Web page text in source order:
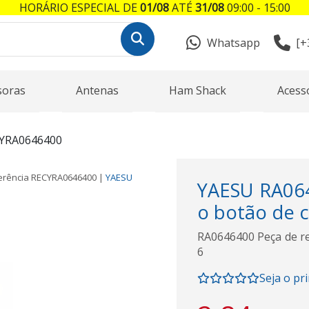
Whatsapp
Antenas Ham Shack
RECYRA0646400 | YAESU
YAESU
o botão de
RA0646400 Peça de
6
Seja o
HORÁRIO ESPECIAL DE01/08ATÉ31/0809:00 - 15:00